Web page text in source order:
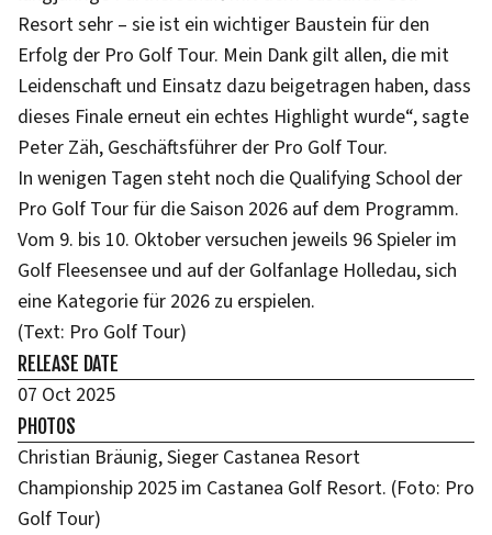
Resort sehr – sie ist ein wichtiger Baustein für den
Erfolg der Pro Golf Tour. Mein Dank gilt allen, die mit
Leidenschaft und Einsatz dazu beigetragen haben, dass
dieses Finale erneut ein echtes Highlight wurde“, sagte
Peter Zäh, Geschäftsführer der Pro Golf Tour.
In wenigen Tagen steht noch die Qualifying School der
Pro Golf Tour für die Saison 2026 auf dem Programm.
Vom 9. bis 10. Oktober versuchen jeweils 96 Spieler im
Golf Fleesensee und auf der Golfanlage Holledau, sich
eine Kategorie für 2026 zu erspielen.
(Text: Pro Golf Tour)
RELEASE DATE
07 Oct 2025
PHOTOS
Christian Bräunig, Sieger Castanea Resort
Championship 2025 im Castanea Golf Resort. (Foto: Pro
Golf Tour)